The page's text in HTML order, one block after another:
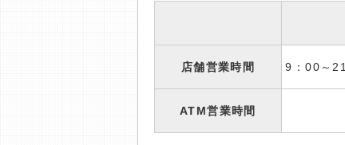
店舗営業時間 9：00～
ATM営業時間